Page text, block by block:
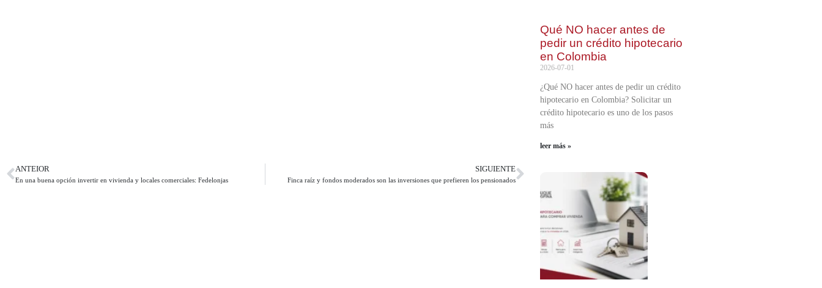
ANTEIOR
En una buena opción invertir en vivienda y locales comerciales: Fedelonjas
SIGUIENTE
Finca raíz y fondos moderados son las inversiones que prefieren los pensionados
Qué NO hacer antes de
pedir un crédito hipotecario
en Colombia
2026-07-01
¿Qué NO hacer antes de pedir un crédito
hipotecario en Colombia? Solicitar un
crédito hipotecario es uno de los pasos
más
leer más »